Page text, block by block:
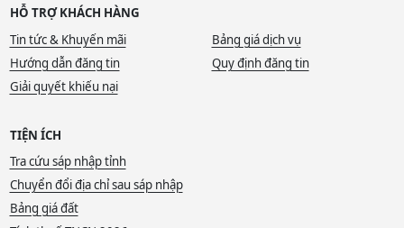
HỖ TRỢ KHÁCH HÀNG
Tin tức & Khuyến mãi
Bảng giá dịch vụ
Hướng dẫn đăng tin
Quy định đăng tin
Giải quyết khiếu nại
TIỆN ÍCH
Tra cứu sáp nhập tỉnh
Chuyển đổi địa chỉ sau sáp nhập
Bảng giá đất